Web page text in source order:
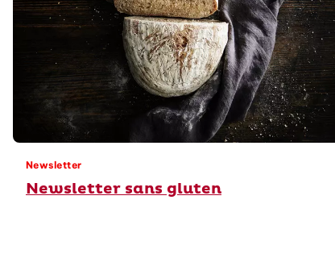
Newsletter
Newsletter sans gluten